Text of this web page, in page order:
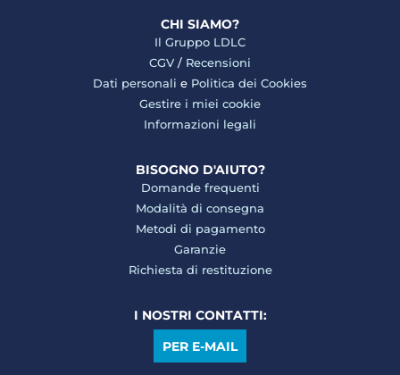
CHI SIAMO?
Il Gruppo LDLC
CGV / Recensioni
Dati personali e Politica dei Cookies
Gestire i miei cookie
Informazioni legali
BISOGNO D'AIUTO?
Domande frequenti
Modalità di consegna
Metodi di pagamento
Garanzie
Richiesta di restituzione
I NOSTRI CONTATTI:
PER E-MAIL